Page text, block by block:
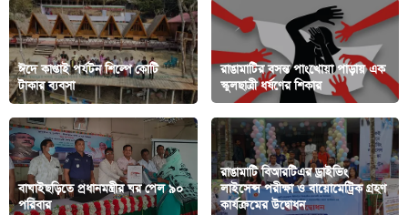
ঈদে কাপ্তাই পর্যটন শিল্পে কোটি
টাকার ব্যবসা
রাঙামাটির বসন্ত পাংখোয়া পাড়ায় এক
স্কুলছাত্রী ধর্ষণের শিকার
বাঘাইছড়িতে প্রধানমন্ত্রীর ঘর পেল ৯০
পরিবার
রাঙামাটি বিআরটিএর ড্রাইভিং
লাইসেন্স পরীক্ষা ও বায়োমেট্রিক গ্রহণ
কার্যক্রমের উদ্বোধন